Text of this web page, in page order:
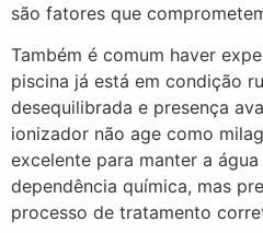
são fatores que
Também é comum haver
piscina já está em condição
desequilibrada e presença
ionizador não age como
excelente para manter a
dependência química, mas
processo de tratamento